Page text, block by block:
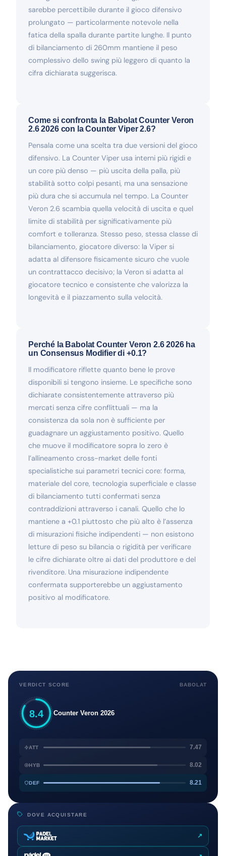
sarebbe percettibile durante il gioco difensivo
prolungato — particolarmente notevole nella
fatica della spalla durante partite lunghe. Il punto
di bilanciamento di 260mm mantiene il peso
complessivo dello swing più leggero di quanto la
cifra dichiarata suggerisca.
Come si confronta la Babolat Counter Veron
2.6 2026 con la Counter Viper 2.6?
Pensala come una scelta tra due versioni del gioco
difensivo. La Counter Viper usa interni più rigidi e
un core più denso — più uscita della palla, più
stabilità sotto colpi pesanti, ma una sensazione
più dura che si accumula nel tempo. La Counter
Veron 2.6 scambia quella velocità di uscita e quel
limite di stabilità per significativamente più
comfort e tolleranza. Stesso peso, stessa classe di
bilanciamento, giocatore diverso: la Viper si
adatta al difensore fisicamente sicuro che vuole
un contrattacco decisivo; la Veron si adatta al
giocatore tecnico e consistente che valorizza la
longevità e il piazzamento sulla velocità.
Perché la Babolat Counter Veron 2.6 2026 ha
un Consensus Modifier di +0.1?
Il modificatore riflette quanto bene le prove
disponibili si tengono insieme. Le specifiche sono
dichiarate consistentemente attraverso più
mercati senza cifre conflittuali — ma la
consistenza da sola non è sufficiente per
guadagnare un aggiustamento positivo. Quello
che muove il modificatore sopra lo zero è
l’allineamento cross-market delle fonti
specialistiche sui parametri tecnici core: forma,
materiale del core, tecnologia superficiale e classe
di bilanciamento tutti confermati senza
contraddizioni attraverso i canali. Quello che lo
mantiene a +0.1 piuttosto che più alto è l’assenza
di misurazioni fisiche indipendenti — non esistono
letture di peso su bilancia o rigidità per verificare
le cifre dichiarate oltre ai dati del produttore e del
rivenditore. Una misurazione indipendente
confermata supporterebbe un aggiustamento
positivo al modificatore.
VERDICT SCORE BABOLAT
8.4 Counter Veron 2026
ATT 7.47
HYB 8.02
DEF 8.21
DOVE ACQUISTARE
↗